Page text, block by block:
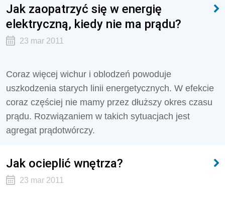
Jak zaopatrzyć się w energię
elektryczną, kiedy nie ma prądu?
23 mar 2011
Coraz więcej wichur i oblodzeń powoduje
uszkodzenia starych linii energetycznych. W efekcie
coraz częściej nie mamy przez dłuższy okres czasu
prądu. Rozwiązaniem w takich sytuacjach jest
agregat prądotwórczy.
Jak ocieplić wnętrza?
23 mar 2011